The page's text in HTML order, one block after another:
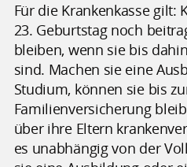
Für die Krankenkasse gilt:
23. Geburtstag noch
bleiben, wenn sie bis
sind. Machen sie eine
Studium, können sie bis
Familienversicherung
über ihre Eltern
es unabhängig von der